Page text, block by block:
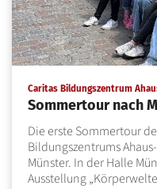
Caritas Bildungszentrum
Sommertour nach
Die erste Sommertour
Bildungszentrums
Münster. In der Halle
Ausstellung